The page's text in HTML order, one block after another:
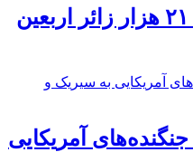
اینفوگرافیک؛ اعزام ۲۱ هزار زائر اربعین
آمریکایی